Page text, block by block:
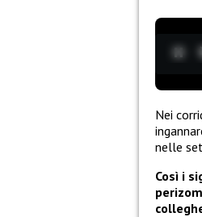
Nei
nelle
Così i